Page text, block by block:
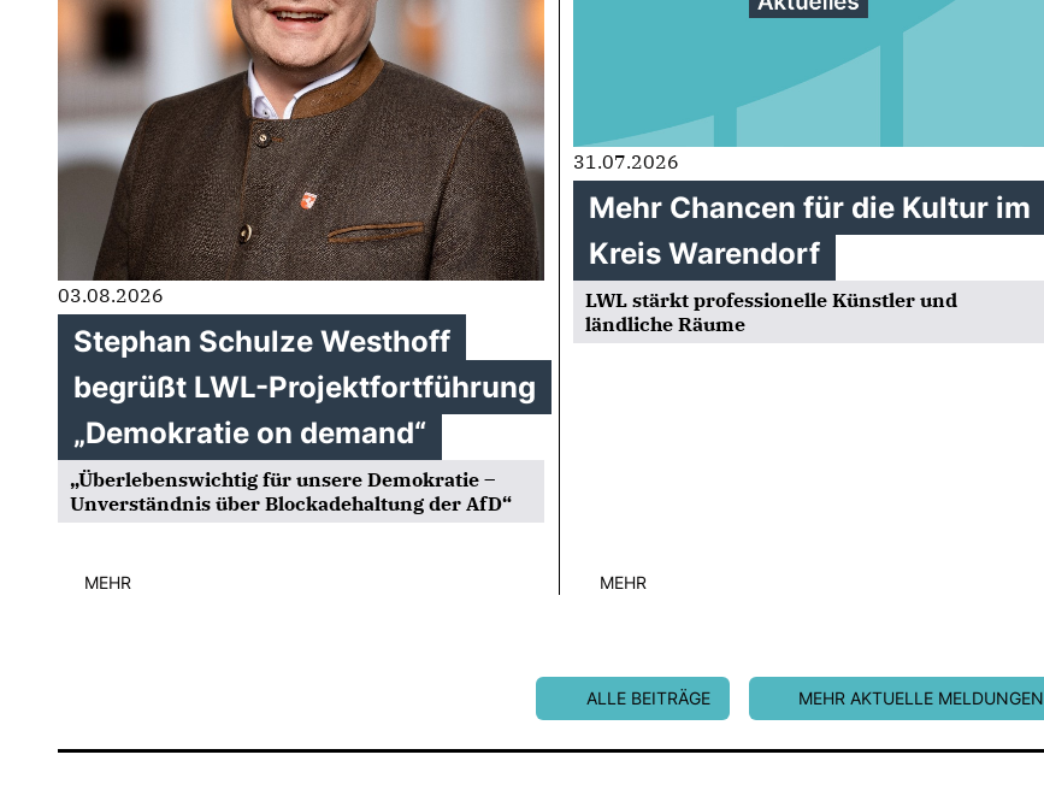
03.08.2026
Stephan Schulze Westhoff
begrüßt LWL-Projektfortführung
Demokratie on demand“
Überlebenswichtig für unsere Demokratie –
Unverständnis über Blockadehaltung der AfD“
MEHR
31.07.2026
Mehr Chancen für die Kultur im
Kreis Warendorf
LWL stärkt professionelle Künstler und
ländliche Räume
MEHR
ALLE BEITRÄGE MEHR AKTUELLE MELDUNGEN